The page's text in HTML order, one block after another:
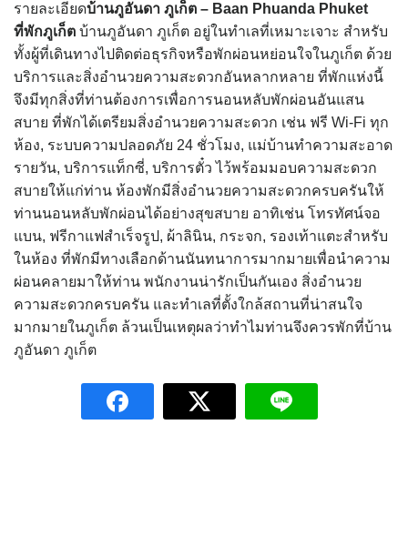
รายละเอียดบ้านภูอันดา ภูเก็ต – Baan Phuanda Phuket
ที่พักภูเก็ต บ้านภูอันดา ภูเก็ต อยู่ในทำเลที่เหมาะเจาะ สำหรับ
ทั้งผู้ที่เดินทางไปติดต่อธุรกิจหรือพักผ่อนหย่อนใจในภูเก็ต ด้วย
บริการและสิ่งอำนวยความสะดวกอันหลากหลาย ที่พักแห่งนี้
จึงมีทุกสิ่งที่ท่านต้องการเพื่อการนอนหลับพักผ่อนอันแสน
สบาย ที่พักได้เตรียมสิ่งอำนวยความสะดวก เช่น ฟรี Wi-Fi ทุก
ห้อง, ระบบความปลอดภัย 24 ชั่วโมง, แม่บ้านทำความสะอาด
รายวัน, บริการแท็กซี่, บริการตั๋ว ไว้พร้อมมอบความสะดวก
สบายให้แก่ท่าน ห้องพักมีสิ่งอำนวยความสะดวกครบครันให้
ท่านนอนหลับพักผ่อนได้อย่างสุขสบาย อาทิเช่น โทรทัศน์จอ
แบน, ฟรีกาแฟสำเร็จรูป, ผ้าลินิน, กระจก, รองเท้าแตะสำหรับ
ในห้อง ที่พักมีทางเลือกด้านนันทนาการมากมายเพื่อนำความ
ผ่อนคลายมาให้ท่าน พนักงานน่ารักเป็นกันเอง สิ่งอำนวย
ความสะดวกครบครัน และทำเลที่ตั้งใกล้สถานที่น่าสนใจ
มากมายในภูเก็ต ล้วนเป็นเหตุผลว่าทำไมท่านจึงควรพักที่บ้าน
ภูอันดา ภูเก็ต